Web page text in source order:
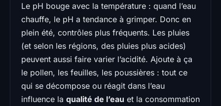
Le pH bouge avec la température : quand l’eau
chauffe, le pH a tendance à grimper. Donc en
plein été, contrôles plus fréquents. Les pluies
(et selon les régions, des pluies plus acides)
peuvent aussi faire varier l’acidité. Ajoute à ça
le pollen, les feuilles, les poussières : tout ce
qui se décompose ou réagit dans l’eau
influence la qualité de l’eau et la consommation